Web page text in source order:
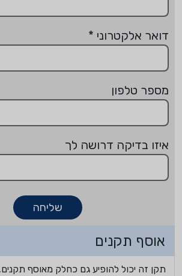
דואר אלקטרוני *
מספר טלפון
איזו בדיקה דרושה לך
שליחה
אוסף תקנים
תקן זה יכול להופיע גם כחלק מאוסף